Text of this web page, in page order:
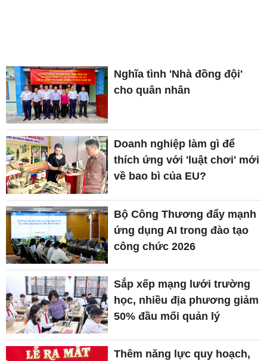
Nghĩa tình 'Nhà đồng đội'
cho quân nhân
Doanh nghiệp làm gì để
thích ứng với 'luật chơi' mới
về bao bì của EU?
Bộ Công Thương đẩy mạnh
ứng dụng AI trong đào tạo
công chức 2026
Sắp xếp mạng lưới trường
học, nhiều địa phương giảm
50% đầu mối quản lý
Thêm năng lực quy hoạch,